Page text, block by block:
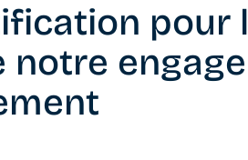
pour